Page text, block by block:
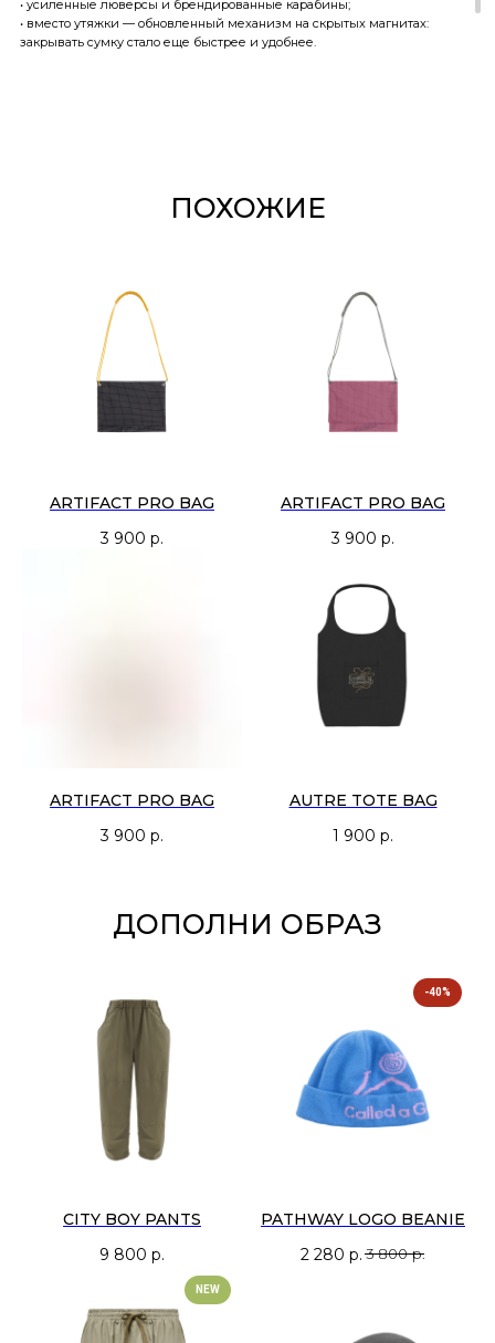
• усиленные люверсы и брендированные карабины;
• вместо утяжки — обновленный механизм на скрытых магнитах:
закрывать сумку стало еще быстрее и удобнее.
ПОХОЖИЕ
ARTIFACT PRO BAG
3 900 р.
ARTIFACT PRO BAG
3 900 р.
ARTIFACT PRO BAG
3 900 р.
AUTRE TOTE BAG
1 900 р.
ДОПОЛНИ ОБРАЗ
CITY BOY PANTS
9 800 р.
-40%
PATHWAY LOGO BEANIE
2 280 р. 3 800 р.
NEW